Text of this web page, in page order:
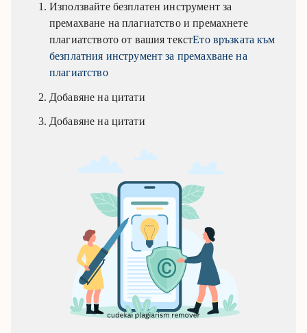
Използвайте безплатен инструмент за
премахване на плагиатство и премахнете
плагиатството от вашия текстЕто връзката към
безплатния инструмент за премахване на
плагиатство
Добавяне на цитати
Добавяне на цитати